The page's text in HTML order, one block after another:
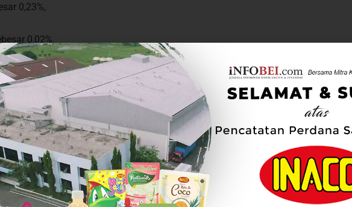
0,23%,
0,02%,
0,01%,
hingga siang hari ini, tercatat sebanyak 215 saham menguat,
stagnan. Adapun jumlah saham yang diperdagangkan sebanyak
Rp4,78 triliun dan frekuensi sebanyak 672.412 kali.
dalam top gainers siang ini diantaranya PT Indah Prakasa Sentosa Tbk
PT Bank Bumi Arta Tbk (BNBA) naik sebesar 12,37% ke Rp1.045 dan
naik sebesar 11,73% ke Rp181.